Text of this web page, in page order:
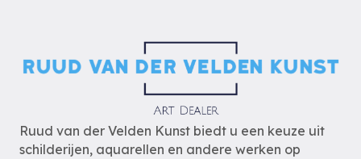
Ruud van der Velden Kunst biedt u een keuze uit
schilderijen, aquarellen en andere werken op